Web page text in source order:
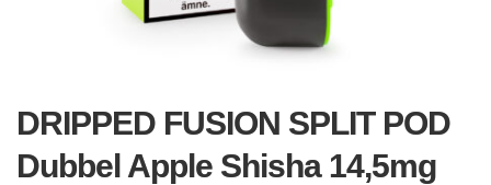
DRIPPED FUSION SPLIT POD
Dubbel Apple Shisha 14,5mg